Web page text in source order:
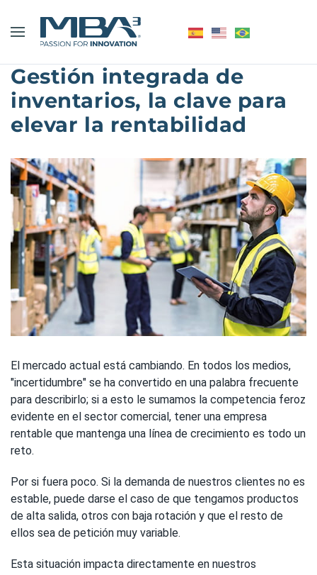
Gestión integrada de
inventarios, la clave para
elevar la rentabilidad
El mercado actual está cambiando. En todos los medios,
"incertidumbre" se ha convertido en una palabra frecuente
para describirlo; si a esto le sumamos la competencia feroz
evidente en el sector comercial, tener una empresa
rentable que mantenga una línea de crecimiento es todo un
reto.
Por si fuera poco. Si la demanda de nuestros clientes no es
estable, puede darse el caso de que tengamos productos
de alta salida, otros con baja rotación y que el resto de
ellos sea de petición muy variable.
Esta situación impacta directamente en nuestros